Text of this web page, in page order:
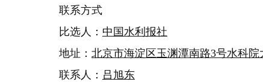
联系方式
比选人： 中国水利报社
地址： 北京市海淀区玉渊潭南路3号水科院
联系人： 吕旭东